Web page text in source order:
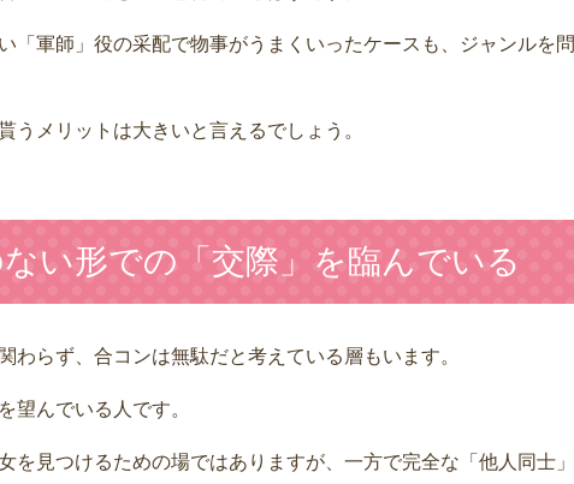
「軍師」役の采配で物事がうまくいったケースも、ジャンルを問
うメリットは大きいと言えるでしょう。
い形での「交際」を臨んでいる
わらず、合コンは無駄だと考えている層もいます。
望んでいる人です。
を見つけるための場ではありますが、一方で完全な「他人同士」